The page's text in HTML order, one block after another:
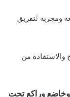
ومجربة لتفريق
من
وراكع تحت